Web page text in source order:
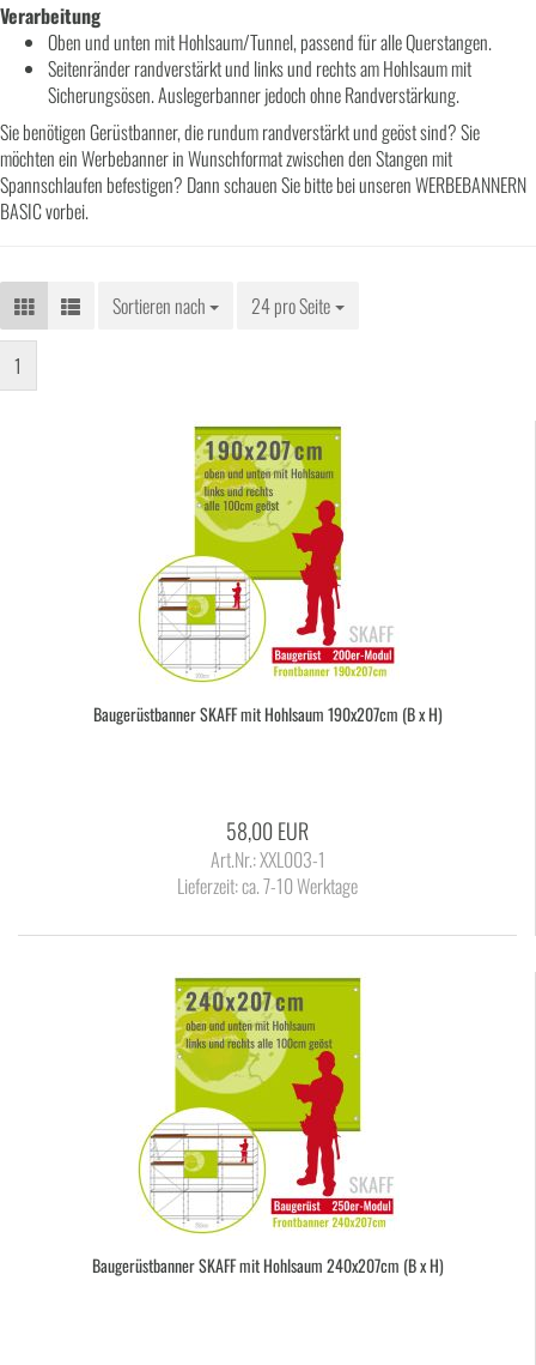
Verarbeitung
Oben und unten mit Hohlsaum/Tunnel, passend für alle Querstangen.
Seitenränder randverstärkt und links und rechts am Hohlsaum mit
Sicherungsösen. Auslegerbanner jedoch ohne Randverstärkung.
Sie benötigen Gerüstbanner, die rundum randverstärkt und geöst sind? Sie
möchten ein Werbebanner in Wunschformat zwischen den Stangen mit
Spannschlaufen befestigen? Dann schauen Sie bitte bei unseren WERBEBANNERN
BASIC vorbei.
Sortieren nach
Sortieren nach 24 pro Seite
pro Seite
1
Bau­ge­rüst­ban­ner SKAFF mit Hohl­saum 190x207cm (B x H)
58,00 EUR
Art.Nr.: XXL003-1
Lieferzeit:ca. 7-10 Werktage
Bau­ge­rüst­ban­ner SKAFF mit Hohl­saum 240x207cm (B x H)